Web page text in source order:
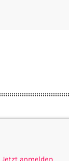
Jetzt anmelden